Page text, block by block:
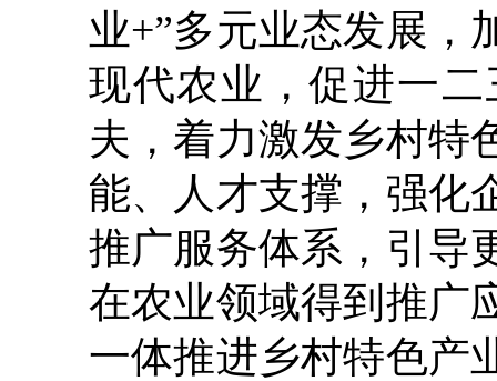
业+”多元业态发展，
现代农业，促进一
夫，着力激发乡村特
能、人才支撑，强化
推广服务体系，引导
在农业领域得到推广
一体推进乡村特色产